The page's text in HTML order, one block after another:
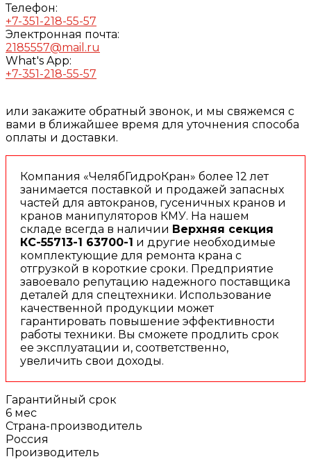
Телефон:
+7-351-218-55-57
Электронная почта:
2185557@mail.ru
What's App:
+7-351-218-55-57
или закажите обратный звонок, и мы свяжемся с
вами в ближайшее время для уточнения способа
оплаты и доставки.
Компания «ЧелябГидроКран» более 12 лет
занимается поставкой и продажей запасных
частей для автокранов, гусеничных кранов и
кранов манипуляторов КМУ. На нашем
складе всегда в наличии Верхняя секция
КС-55713-1 63700-1 и другие необходимые
комплектующие для ремонта крана с
отгрузкой в короткие сроки. Предприятие
завоевало репутацию надежного поставщика
деталей для спецтехники. Использование
качественной продукции может
гарантировать повышение эффективности
работы техники. Вы сможете продлить срок
ее эксплуатации и, соответственно,
увеличить свои доходы.
Гарантийный срок
6 мес
Страна-производитель
Россия
Производитель